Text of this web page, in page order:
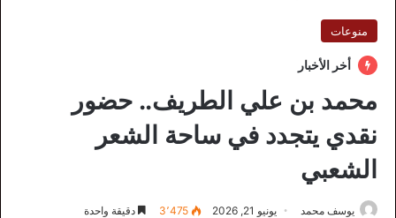
منوعات
أخر الأخبار
محمد بن علي الطريف.. حضور
نقدي يتجدد في ساحة الشعر
الشعبي
يوسف محمد يونيو 21, 2026 3٬475 دقيقة واحدة